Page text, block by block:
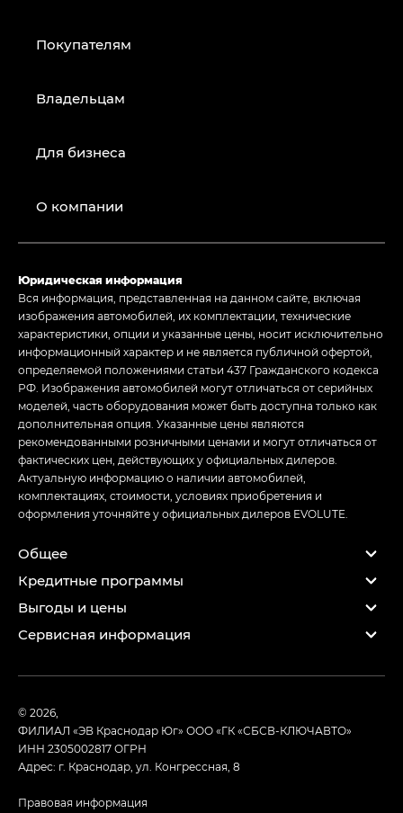
Покупателям
Владельцам
Для бизнеса
О компании
Юридическая информация
Вся информация, представленная на данном сайте, включая
изображения автомобилей, их комплектации, технические
характеристики, опции и указанные цены, носит исключительно
информационный характер и не является публичной офертой,
определяемой положениями статьи 437 Гражданского кодекса
РФ. Изображения автомобилей могут отличаться от серийных
моделей, часть оборудования может быть доступна только как
дополнительная опция. Указанные цены являются
рекомендованными розничными ценами и могут отличаться от
фактических цен, действующих у официальных дилеров.
Актуальную информацию о наличии автомобилей,
комплектациях, стоимости, условиях приобретения и
оформления уточняйте у официальных дилеров EVOLUTE.
Общее
Кредитные программы
Выгоды и цены
Сервисная информация
© 2026,
ФИЛИАЛ «ЭВ Краснодар Юг» ООО «ГК «СБСВ-КЛЮЧАВТО»
ИНН 2305002817ОГРН
Адрес: г. Краснодар, ул. Конгрессная, 8
Правовая информация